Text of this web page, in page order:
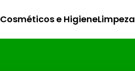
Cosméticos e HigieneLimpeza